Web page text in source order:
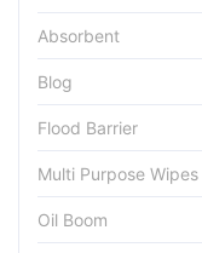
Absorbent
Blog
Flood Barrier
Multi Purpose Wipes
Oil Boom